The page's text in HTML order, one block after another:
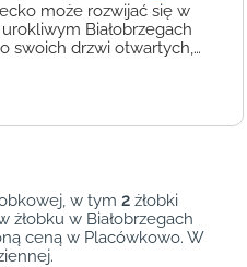
może rozwijać się w
Białobrzegach
swoich drzwi otwartych,
specjalizacja Akademii
każdego dziecka, które
w tym 2 żłobki
żłobku w Białobrzegach
ceną w Placówkowo. W